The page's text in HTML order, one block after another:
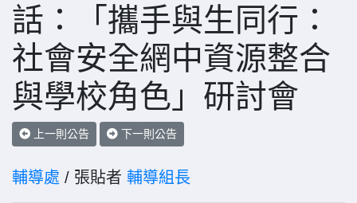
話：「攜手與生同行：
社會安全網中資源整合
與學校角色」研討會
上一則公告 下一則公告
輔導處 / 張貼者 輔導組長